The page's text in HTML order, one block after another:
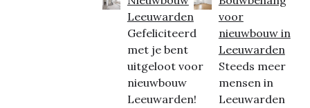
Leeuwarden
Gefeliciteerd
met je bent
uitgeloot voor
nieuwbouw
Leeuwarden!
voor
nieuwbouw in
Leeuwarden
Steeds meer
mensen in
Leeuwarden